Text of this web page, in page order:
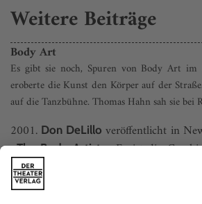
Weitere Beiträge
Body Art
Es gibt sie noch, Spuren von Body Art im
eroberte die Kunst den Körper auf der
auf die Tanzbühne. Thomas Hahn sah sie bei
2001. Don DeLillo veröffentlicht in
«The Body Artist».Es ist die
Künstlerin Lauren Hartke.
Landhaus versucht sie, den